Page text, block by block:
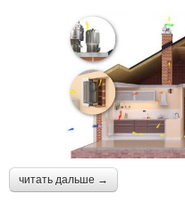
читать дальше →